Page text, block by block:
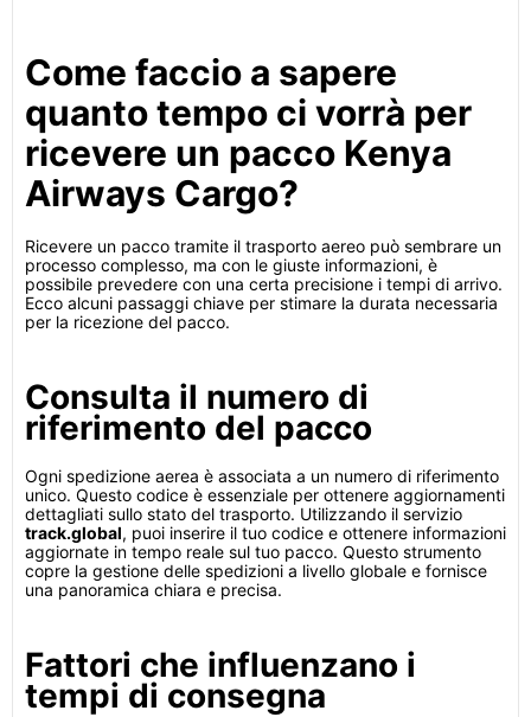
Come faccio a sapere
quanto tempo ci vorrà per
ricevere un pacco Kenya
Airways Cargo?
Ricevere un pacco tramite il trasporto aereo può sembrare un
processo complesso, ma con le giuste informazioni, è
possibile prevedere con una certa precisione i tempi di arrivo.
Ecco alcuni passaggi chiave per stimare la durata necessaria
per la ricezione del pacco.
Consulta il numero di
riferimento del pacco
Ogni spedizione aerea è associata a un numero di riferimento
unico. Questo codice è essenziale per ottenere aggiornamenti
dettagliati sullo stato del trasporto. Utilizzando il servizio
track.global, puoi inserire il tuo codice e ottenere informazioni
aggiornate in tempo reale sul tuo pacco. Questo strumento
copre la gestione delle spedizioni a livello globale e fornisce
una panoramica chiara e precisa.
Fattori che influenzano i
tempi di consegna